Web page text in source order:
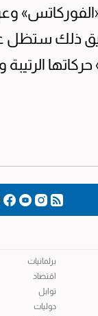
ذلك ستظل
الرتيبة
برلمانيات
اقتصاد
توابل
دوليات